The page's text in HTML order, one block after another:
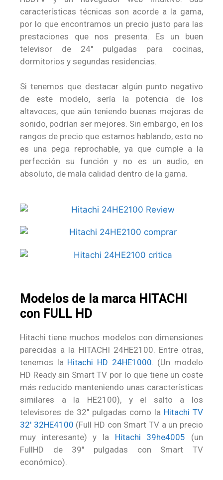
características técnicas son acorde a la gama,
por lo que encontramos un precio justo para las
prestaciones que nos presenta. Es un buen
televisor de 24″ pulgadas para cocinas,
dormitorios y segundas residencias.
Si tenemos que destacar algún punto negativo
de este modelo, sería la potencia de los
altavoces, que aún teniendo buenas mejoras de
sonido, podrían ser mejores. Sin embargo, en los
rangos de precio que estamos hablando, esto no
es una pega reprochable, ya que cumple a la
perfección su función y no es un audio, en
absoluto, de mala calidad dentro de la gama.
Modelos de la marca HITACHI
con FULL HD
Hitachi tiene muchos modelos con dimensiones
parecidas a la HITACHI 24HE2100. Entre otras,
tenemos la Hitachi HD 24HE1000. (Un modelo
HD Ready sin Smart TV por lo que tiene un coste
más reducido manteniendo unas características
similares a la HE2100), y el salto a los
televisores de 32″ pulgadas como la Hitachi TV
32′ 32HE4100 (Full HD con Smart TV a un precio
muy interesante) y la Hitachi 39he4005 (un
FullHD de 39″ pulgadas con Smart TV
económico).